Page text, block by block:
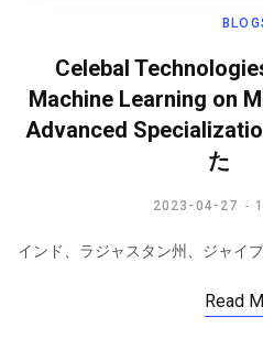
Celebal
Machine Learning on
Advanced
た
2023-04-27
インド、ラジャスタン州、ジャイプ
Read